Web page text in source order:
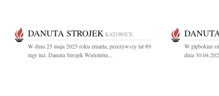
DANUTA STROJEK KATOWICE
W dniu 25 maja 2025 roku zmarła, przeżywszy lat 89
mgr inż. Danuta Strojek Wieloletni...
W głębokim
dnia